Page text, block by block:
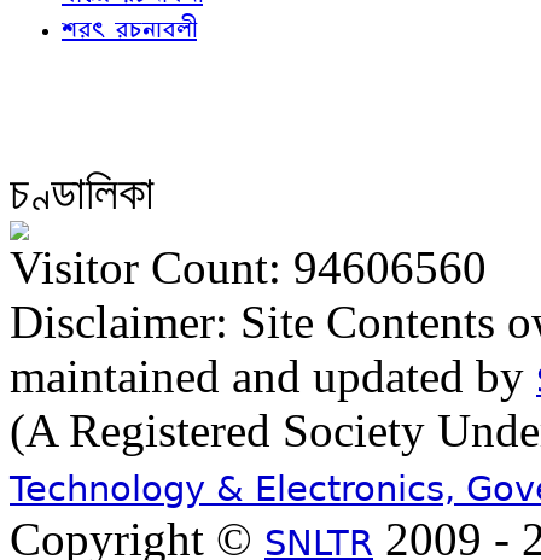
শরৎ রচনাবলী
চণ্ডালিকা
Visitor Count: 94606560
Disclaimer: Site Contents
maintained and updated by
(A Registered Society
Technology & Electronics,
Copyright © SNLTR 2009 -